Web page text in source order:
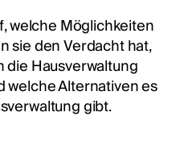
welche Möglichkeiten
sie den Verdacht hat,
die Hausverwaltung
Alternativen es
gibt.